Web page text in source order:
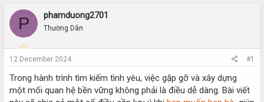
e
d
a
r
e
r
t
P phamduong2701
Thường Dân
12 December 2024 #1
Trong hành trình tìm kiếm tình yêu, việc gặp gỡ và xây dựng
một mối quan hệ bền vững không phải là điều dễ dàng. Bài viết